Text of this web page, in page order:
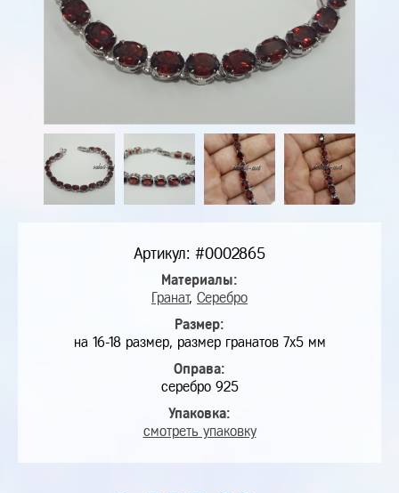
Артикул: #0002865
Материалы:
Гранат, Серебро
Размер:
на 16-18 размер, размер гранатов 7х5 мм
Оправа:
серебро 925
Упаковка:
смотреть упаковку